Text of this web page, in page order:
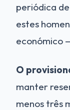
periódica
estes
económico
O
manter
menos três